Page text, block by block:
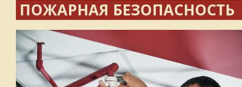
ПОЖАРНАЯ БЕЗОПАСНОСТЬ